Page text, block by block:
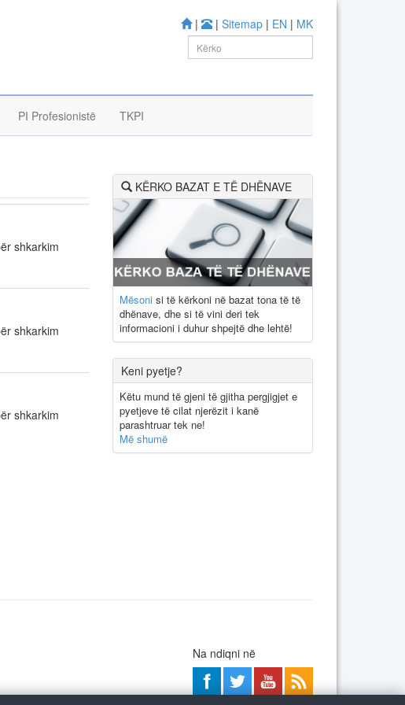
| | Sitemap | EN | MK
PI Profesionistë TKPI
shkarkim
shkarkim
shkarkim
KËRKO BAZAT E TË DHËNAVE
Mësoni si të kërkoni në bazat tona të të
dhënave, dhe si të vini deri tek
informacioni i duhur shpejtë dhe lehtë!
Keni pyetje?
Këtu mund të gjeni të gjitha pergjigjet e
pyetjeve të cilat njerëzit i kanë
parashtruar tek ne!
Më shumë
Na ndiqni në